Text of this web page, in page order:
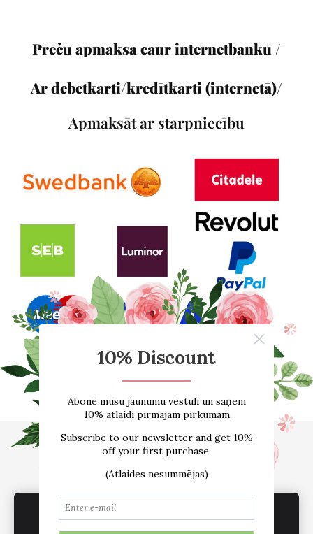
Preču apmaksa caur internetbanku /
Ar debetkarti/kredītkarti (internetā)/
Apmaksāt ar starpniecību
E-VEIKALS
Par mums
Atsauksmes
Blogs
Izmēru tabula
Kontakti
Piegāde
Noteikumi